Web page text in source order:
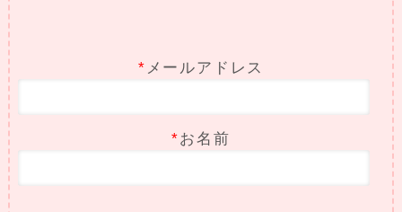
* メールアドレス
*お名前